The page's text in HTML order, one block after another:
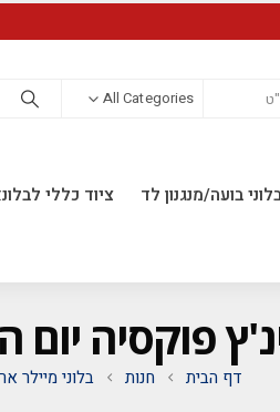
All Categories
בועה/מנגנון לד ציוד כללי
דף הבית חנות בלוני מיילר